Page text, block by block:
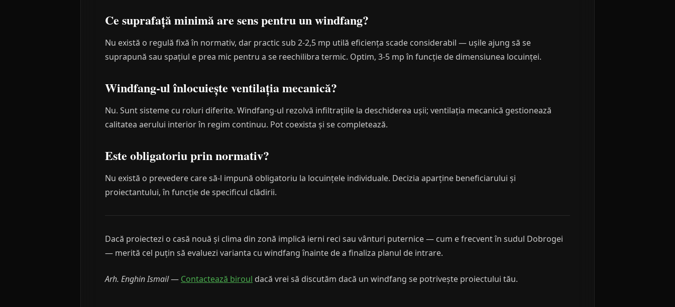
Ce suprafață minimă are sens pentru un windfang?
Nu există o regulă fixă în normativ, dar practic sub 2-2,5 mp utilă eficiența scade considerabil — ușile ajung să se
suprapună sau spațiul e prea mic pentru a se reechilibra termic. Optim, 3-5 mp în funcție de dimensiunea locuinței.
Windfang-ul înlocuiește ventilația mecanică?
Nu. Sunt sisteme cu roluri diferite. Windfang-ul rezolvă infiltrațiile la deschiderea ușii; ventilația mecanică gestionează
calitatea aerului interior în regim continuu. Pot coexista și se completează.
Este obligatoriu prin normativ?
Nu există o prevedere care să-l impună obligatoriu la locuințele individuale. Decizia aparține beneficiarului și
proiectantului, în funcție de specificul clădirii.
Dacă proiectezi o casă nouă și clima din zonă implică ierni reci sau vânturi puternice — cum e frecvent în sudul Dobrogei
— merită cel puțin să evaluezi varianta cu windfang înainte de a finaliza planul de intrare.
Arh. Enghin Ismail— Contactează biroul dacă vrei să discutăm dacă un windfang se potrivește proiectului tău.